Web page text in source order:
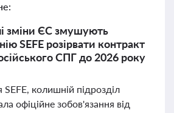
зміни ЄС змушують
SEFE розірвати контракт
СПГ до 2026 року
колишній підрозділ
офіційне зобов'язання від